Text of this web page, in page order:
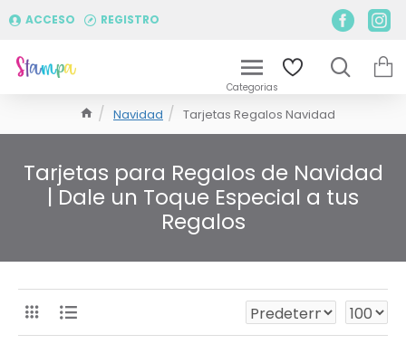
ACCESO REGISTRO
Navidad Tarjetas Regalos Navidad
Tarjetas para Regalos de Navidad
| Dale un Toque Especial a tus
Regalos